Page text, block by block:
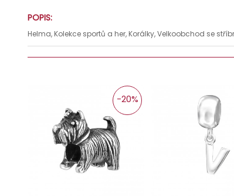
POPIS:
Helma, Kolekce sportů a her, Korálky, Velkoobchod se
-20%